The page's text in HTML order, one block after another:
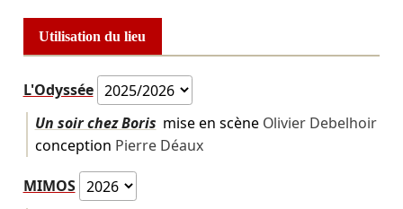
Utilisation du lieu
L'Odyssée
Un soir chez Boris mise en scène Olivier Debelhoir
conception Pierre Déaux
MIMOS